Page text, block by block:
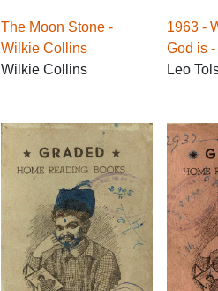
The Moon Stone -
Wilkie Collins
Wilkie Collins
1963 -
God is
Leo